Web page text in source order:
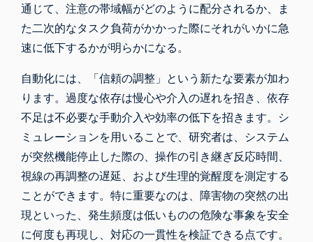
通じて、注意の帯域幅がどのように配分されるか、ま
た二次的なタスク負荷がかかった際にそれがいかに急
速に低下するかが明らかになる。
自動化には、「信頼の調整」という新たな要素が加わ
ります。過度な依存は慢心や介入の遅れを招き、依存
不足は不必要な手動介入や効率の低下を招きます。シ
ミュレーションを用いることで、研究者は、システム
が突然機能停止した際の、操作の引き継ぎ反応時間、
視線の再調整の遅延、および生理的覚醒度を測定する
ことができます。特に重要なのは、障害物の突然の出
現といった、発生頻度は低いものの危険な事象を安全
に何度も再現し、対応の一貫性を検証できる点です。